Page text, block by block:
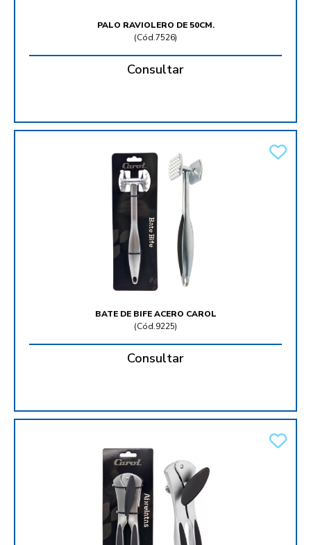
PALO RAVIOLERO DE 50CM.
(Cód.7526)
Consultar
BATE DE BIFE ACERO CAROL
(Cód.9225)
Consultar